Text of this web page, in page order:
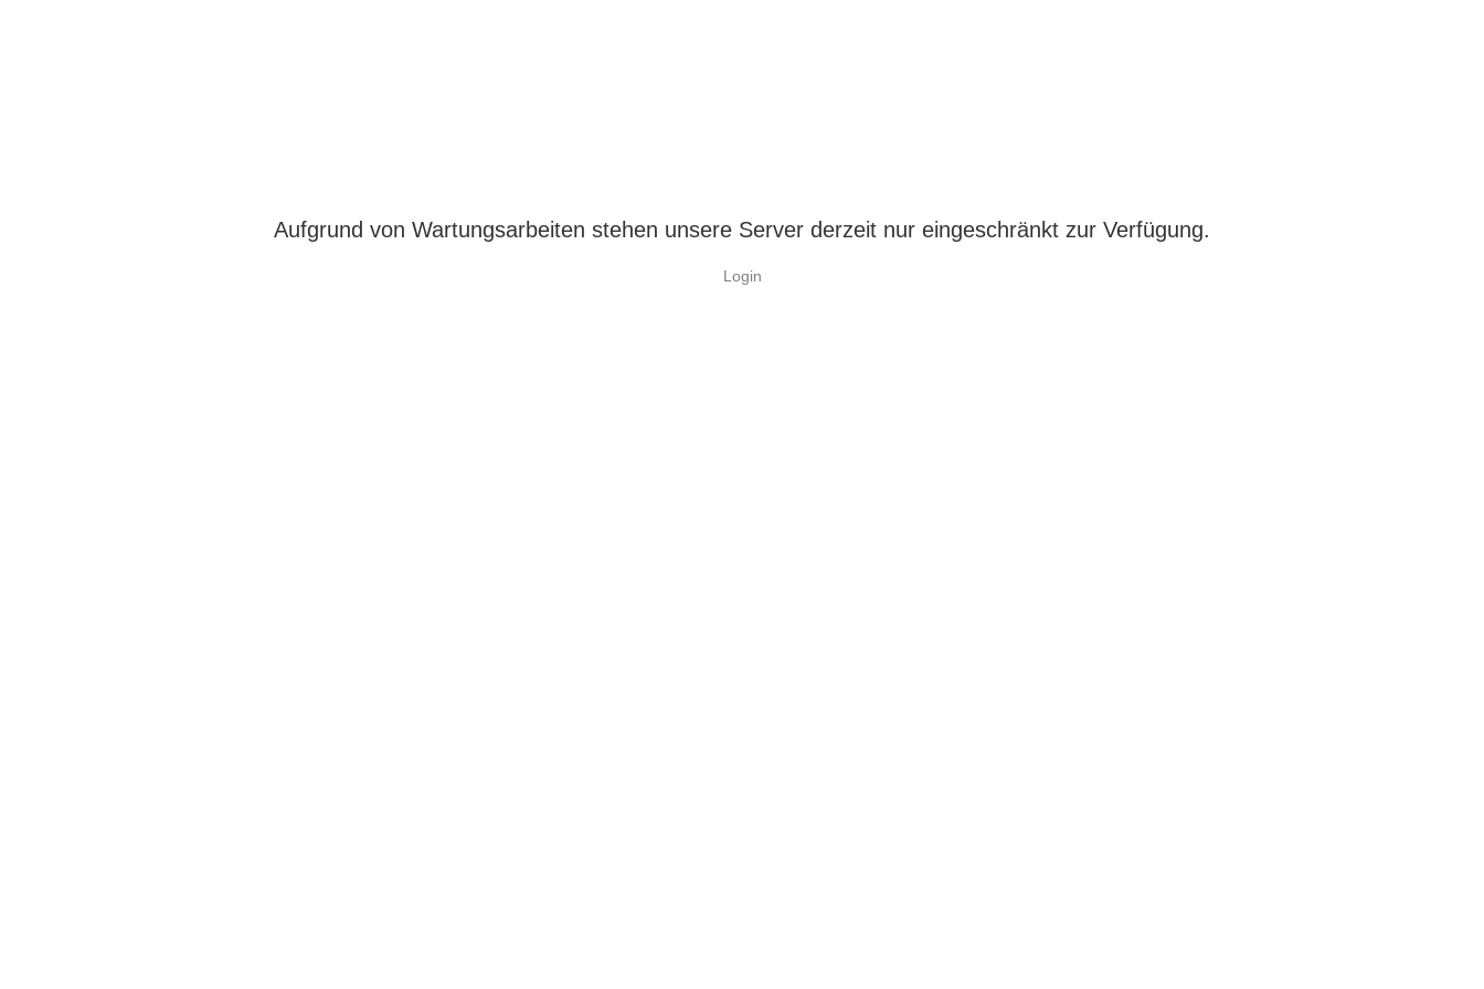
Aufgrund von Wartungsarbeiten stehen unsere Server derzeit nur eingeschränkt zur Verfügung.
Login